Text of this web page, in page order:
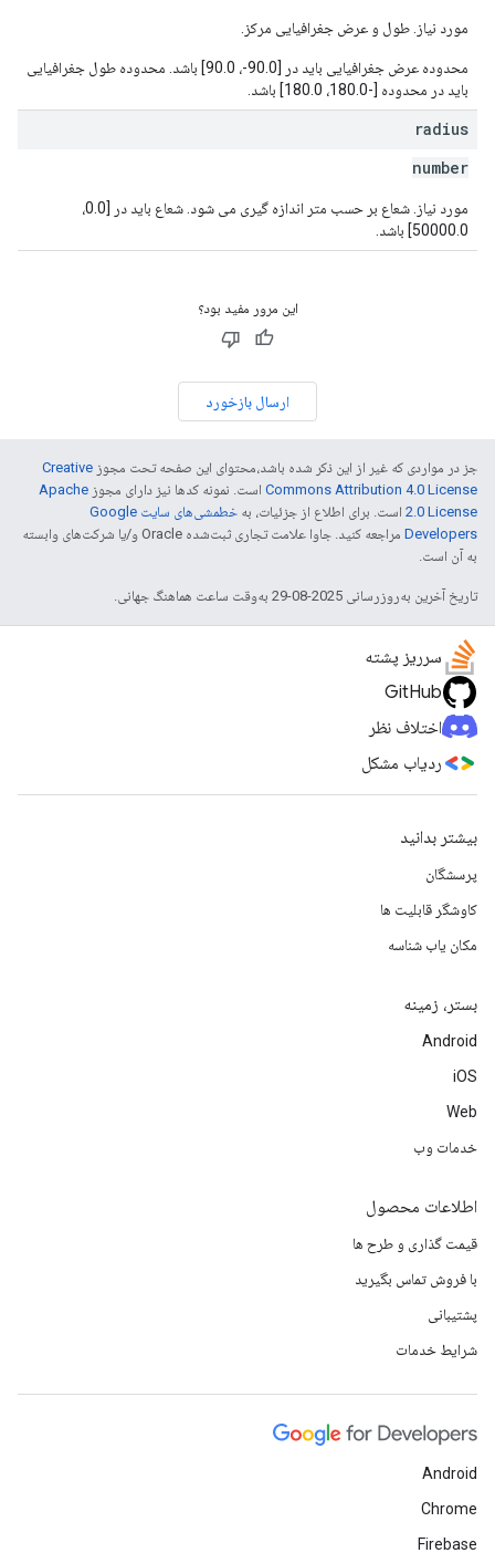
مورد نیاز. طول و عرض جغرافیایی مرکز.
محدوده عرض جغرافیایی باید در [90.0-، 90.0] باشد. محدوده طول جغرافیایی
باید در محدوده [-180.0، 180.0] باشد.
radius
number
مورد نیاز. شعاع بر حسب متر اندازه گیری می شود. شعاع باید در [0.0،
50000.0] باشد.
این مرور مفید بود؟
ارسال بازخورد
جز در مواردی که غیر از این ذکر شده باشد،‌محتوای این صفحه تحت مجوز Creative
Commons Attribution 4.0 License است. نمونه کدها نیز دارای مجوز Apache
2.0 License است. برای اطلاع از جزئیات، به
خطمشی‌های سایت Google
Developers‏
مراجعه کنید. جاوا علامت تجاری ثبت‌شده Oracle و/یا شرکت‌های وابسته
به آن است.
تاریخ آخرین به‌روزرسانی 2025-08-29 به‌وقت ساعت هماهنگ جهانی.
سرریز پشته
GitHub
اختلاف نظر
ردیاب مشکل
بیشتر بدانید
پرسشگان
کاوشگر قابلیت ها
مکان یاب شناسه
بستر، زمینه
Android
iOS
Web
خدمات وب
اطلاعات محصول
قیمت گذاری و طرح ها
با فروش تماس بگیرید
پشتیبانی
شرایط خدمات
Android
Chrome
Firebase